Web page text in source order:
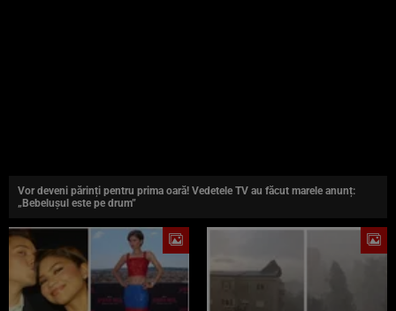
Vor deveni părinți pentru prima oară! Vedetele TV au făcut marele anunț:
„Bebelușul este pe drum”